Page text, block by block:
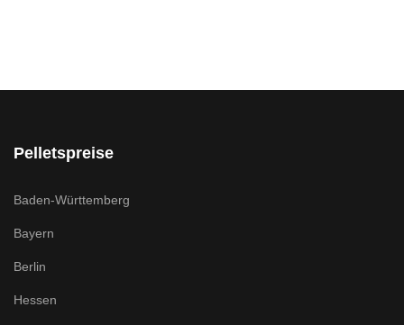
Pelletspreise
Baden-Württemberg
Bayern
Berlin
Hessen